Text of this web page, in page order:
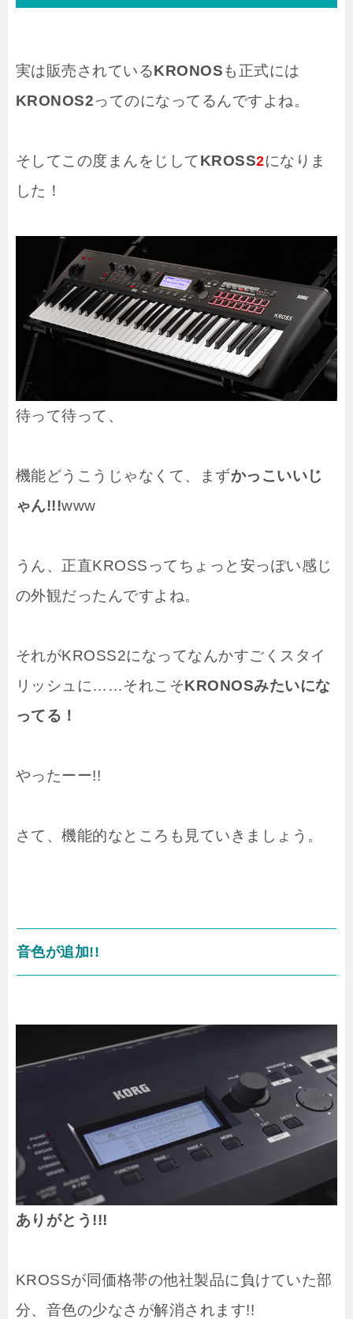
実は販売されているKRONOSも正式には
KRONOS2ってのになってるんですよね。
そしてこの度まんをじしてKROSS2になりま
した！
待って待って、
機能どうこうじゃなくて、まずかっこいいじ
ゃん!!!www
うん、正直KROSSってちょっと安っぽい感じ
の外観だったんですよね。
それがKROSS2になってなんかすごくスタイ
リッシュに……それこそKRONOSみたいにな
ってる！
やったーー!!
さて、機能的なところも見ていきましょう。
音色が追加!!
ありがとう!!!
KROSSが同価格帯の他社製品に負けていた部
分、音色の少なさが解消されます!!